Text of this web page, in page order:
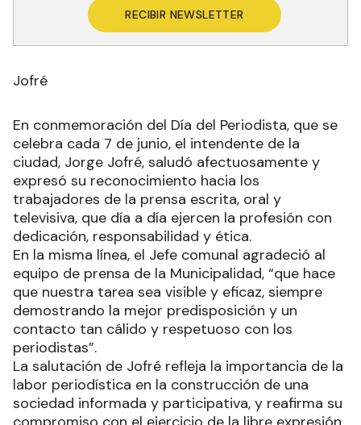
RECIBIR NEWSLETTER
Jofré
En conmemoración del Día del Periodista, que se
celebra cada 7 de junio, el intendente de la
ciudad, Jorge Jofré, saludó afectuosamente y
expresó su reconocimiento hacia los
trabajadores de la prensa escrita, oral y
televisiva, que día a día ejercen la profesión con
dedicación, responsabilidad y ética.
En la misma línea, el Jefe comunal agradeció al
equipo de prensa de la Municipalidad, “que hace
que nuestra tarea sea visible y eficaz, siempre
demostrando la mejor predisposición y un
contacto tan cálido y respetuoso con los
periodistas”.
La salutación de Jofré refleja la importancia de la
labor periodística en la construcción de una
sociedad informada y participativa, y reafirma su